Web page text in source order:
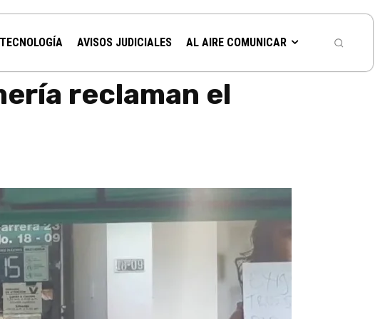
TECNOLOGÍA AVISOS JUDICIALES AL AIRE COMUNICAR
reclaman el